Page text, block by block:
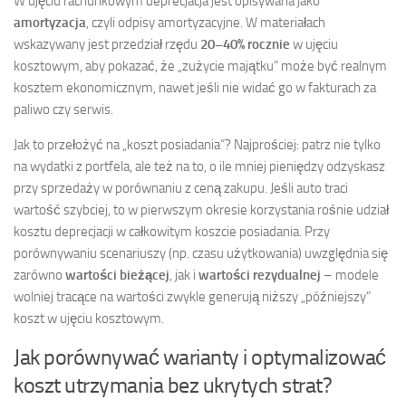
amortyzacja, czyli odpisy amortyzacyjne. W materiałach
wskazywany jest przedział rzędu 20–40% rocznie w ujęciu
kosztowym, aby pokazać, że „zużycie majątku” może być realnym
kosztem ekonomicznym, nawet jeśli nie widać go w fakturach za
paliwo czy serwis.
Jak to przełożyć na „koszt posiadania”? Najprościej: patrz nie tylko
na wydatki z portfela, ale też na to, o ile mniej pieniędzy odzyskasz
przy sprzedaży w porównaniu z ceną zakupu. Jeśli auto traci
wartość szybciej, to w pierwszym okresie korzystania rośnie udział
kosztu deprecjacji w całkowitym koszcie posiadania. Przy
porównywaniu scenariuszy (np. czasu użytkowania) uwzględnia się
zarówno wartości bieżącej, jak i wartości rezydualnej – modele
wolniej tracące na wartości zwykle generują niższy „późniejszy”
koszt w ujęciu kosztowym.
Jak porównywać warianty i optymalizować
koszt utrzymania bez ukrytych strat?